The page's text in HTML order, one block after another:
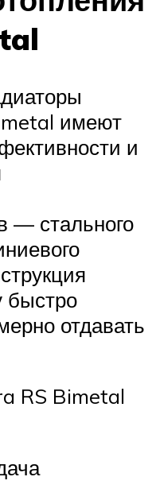
имеют
и
— стального
быстро
отдавать
RS Bimetal